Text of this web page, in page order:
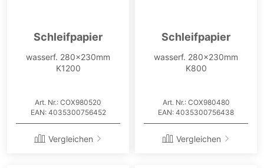
Schleifpapier
wasserf. 280x230mm
K1200
Art. Nr.: COX980520
EAN: 4035300756452
Vergleichen
Schleifpapier
wasserf. 280x230mm
K800
Art. Nr.: COX980480
EAN: 4035300756438
Vergleichen